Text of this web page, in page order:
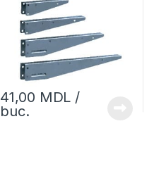
41,00 MDL /
buc.